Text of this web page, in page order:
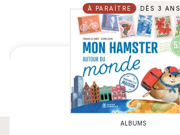
À PARAÎTRE DÈS 3 ANS
ALBUMS